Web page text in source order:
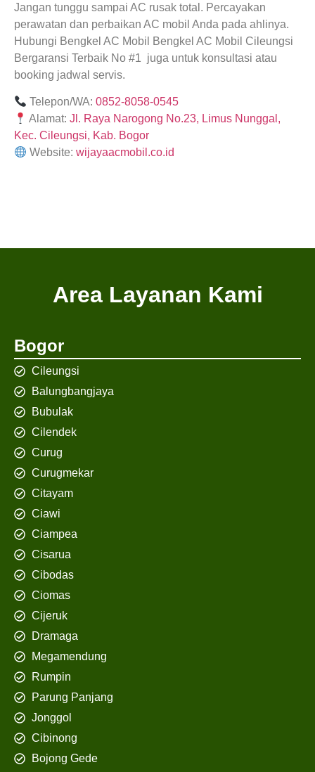
Jangan tunggu sampai AC rusak total. Percayakan
perawatan dan perbaikan AC mobil Anda pada ahlinya.
Hubungi Bengkel AC Mobil Bengkel AC Mobil Cileungsi
Bergaransi Terbaik No #1 juga untuk konsultasi atau
booking jadwal servis.
Telepon/WA:0852-8058-0545
Alamat:Jl. Raya Narogong No.23, Limus Nunggal,
Kec. Cileungsi, Kab. Bogor
Website:wijayaacmobil.co.id
Area Layanan Kami
Bogor
Cileungsi
Balungbangjaya
Bubulak
Cilendek
Curug
Curugmekar
Citayam
Ciawi
Ciampea
Cisarua
Cibodas
Ciomas
Cijeruk
Dramaga
Megamendung
Rumpin
Parung Panjang
Jonggol
Cibinong
Bojong Gede